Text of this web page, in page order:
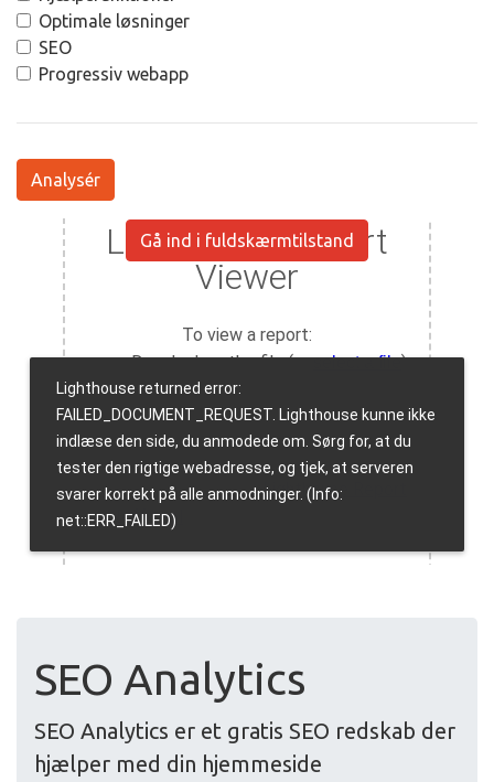
Optimale løsninger
SEO
Progressiv webapp
Analysér
Gå ind i fuldskærmtilstand
SEO Analytics
SEO Analytics er et gratis SEO redskab der
hjælper med din hjemmeside